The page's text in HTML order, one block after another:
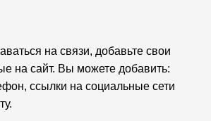
на связи, добавьте свои
на сайт. Вы можете добавить:
ссылки на социальные сети